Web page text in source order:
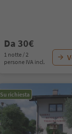
Da 30€
1 notte / 2
persone IVA incl.
Su richiesta